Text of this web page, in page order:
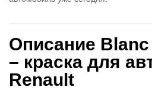
Описание
– краска для
Renault